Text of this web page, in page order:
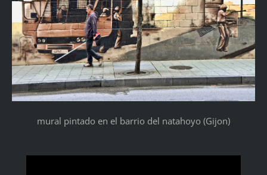
mural pintado en el barrio del natahoyo (Gijon)